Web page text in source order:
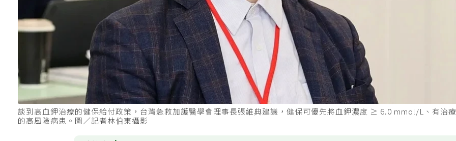
談到高血鉀治療的健保給付政策，台灣急救加護醫學會理事長張維典建議，健保可優先將血鉀濃度 ≥ 6.0 mmol/L、有治
的高風險病患。圖／記者林伯東攝影